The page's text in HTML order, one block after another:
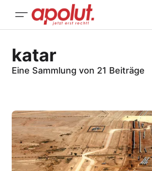
katar
Eine Sammlung von 21 Beiträge